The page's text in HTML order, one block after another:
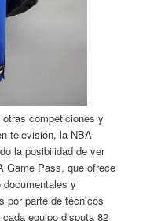
competiciones y
televisión, la NBA
la posibilidad de ver
Game Pass, que ofrece
y
por parte de técnicos
equipo disputa 82